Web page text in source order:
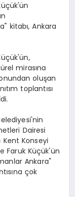
kitabı, Ankara
mirasına
oluşan
toplantısı
Dairesi
Kent Konseyi
Faruk Küçük'ün
Ankara"
çok